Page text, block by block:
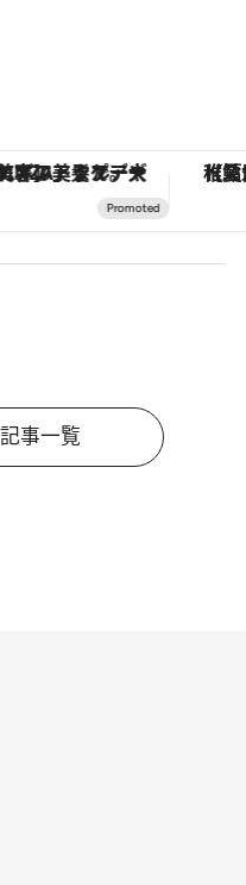
大人のための「ReFa GINZA」クルーズ 【夏限定ディナーコース】旬を
事一覧